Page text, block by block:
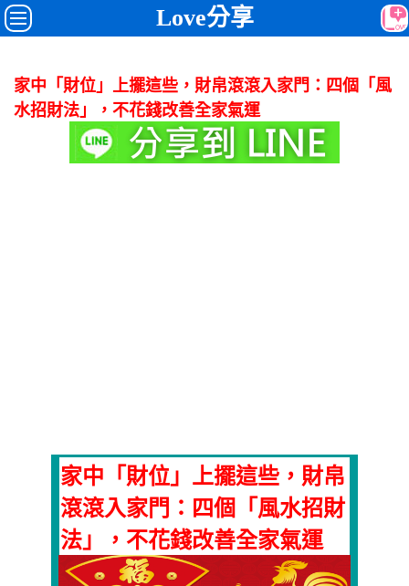
Love分享
家中「財位」上擺這些，財帛滾滾入家門：四個「風
水招財法」，不花錢改善全家氣運
家中「財位」上擺這些，財帛
滾滾入家門：四個「風水招財
法」，不花錢改善全家氣運